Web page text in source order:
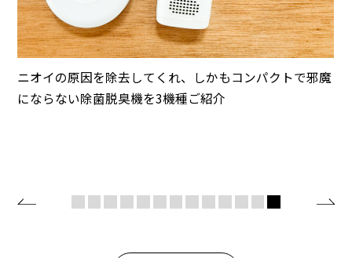
ニオイの原因を除去してくれ、しかもコンパクトで邪魔
にならない除菌脱臭機を3機種ご紹介